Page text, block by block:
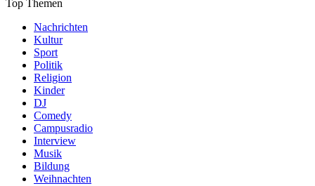
Top Themen
Nachrichten
Kultur
Sport
Politik
Religion
Kinder
DJ
Comedy
Campusradio
Interview
Musik
Bildung
Weihnachten